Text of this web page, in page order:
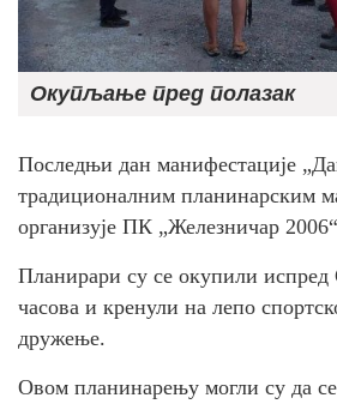
Окупљање пред полазак
Последњи дан манифестације
традиционалним планинарским
организује ПК „Железничар
Планирари су се окупили испред
часова и кренули на лепо
дружење.
Овом планинарењу могли су да